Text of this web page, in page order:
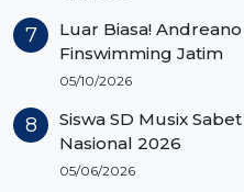
Luar Biasa!
Finswimming Jatim
05/10/2026
Siswa SD Musix
Nasional 2026
05/06/2026